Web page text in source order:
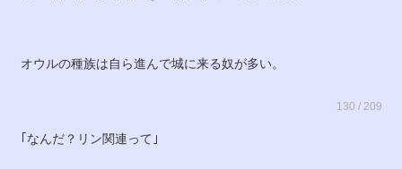
オウルの種族は自ら進んで城に来る奴が多い。
130 / 209
｢なんだ？リン関連って｣